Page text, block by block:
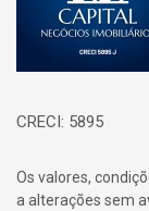
CRECI: 5895
Os valores,
a alterações sem